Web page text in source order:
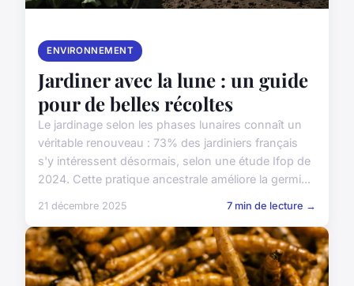
ENVIRONNEMENT
Jardiner avec la lune : un guide
pour de belles récoltes
Le jardinage selon les phases lunaires connaît un
véritable renouveau : 73% des jardiniers français
s'y intéressent désormais, selon une étude Ifop de
2024. Cette pratique ancestrale améliore la germi...
21 décembre 2025 7 min de lecture →